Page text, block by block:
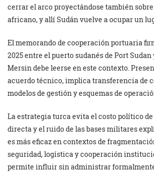
cerrar el arco proyectándose también
africano, y allí Sudán vuelve a ocupar un
El memorando de cooperación portuaria
2025 entre el puerto sudanés de Port
Mersin debe leerse en este contexto.
acuerdo técnico, implica transferencia de
modelos de gestión y esquemas de
La estrategia turca evita el costo político
directa y el ruido de las bases militares
es más eficaz en contextos de
seguridad, logística y cooperación
permite influir sin administrar